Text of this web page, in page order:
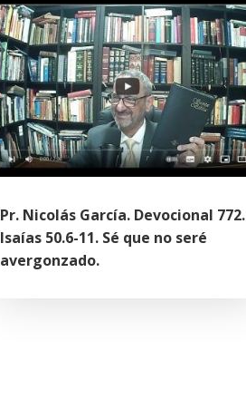
Pr. Nicolás García. Devocional 772.
Isaías 50.6-11. Sé que no seré
avergonzado.